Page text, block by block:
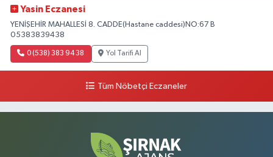
Yasin Eczanesi
YENİŞEHİR MAHALLESİ 8. CADDE(Hastane caddesi)NO:67 B
05383839438
0 (538) 383 94 38 Yol Tarifi Al
Tüm Nöbetçi Eczaneler